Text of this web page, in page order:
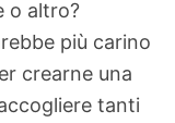
o altro?
più carino
crearne una
tanti